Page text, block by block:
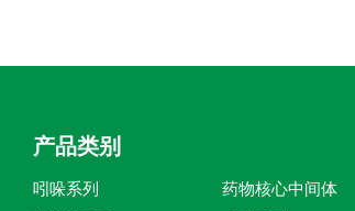
产品类别
吲哚系列 药物核心中间体